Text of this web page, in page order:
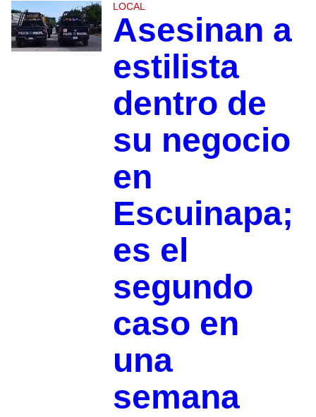
LOCAL
Asesinan a
estilista
dentro de
su negocio
en
Escuinapa;
es el
segundo
caso en
una
semana